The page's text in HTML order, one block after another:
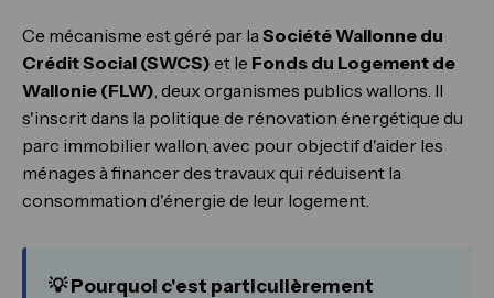
Ce mécanisme est géré par la Société Wallonne du
Crédit Social (SWCS) et le Fonds du Logement de
Wallonie (FLW), deux organismes publics wallons. Il
s'inscrit dans la politique de rénovation énergétique du
parc immobilier wallon, avec pour objectif d'aider les
ménages à financer des travaux qui réduisent la
consommation d'énergie de leur logement.
💡 Pourquoi c'est particulièrement